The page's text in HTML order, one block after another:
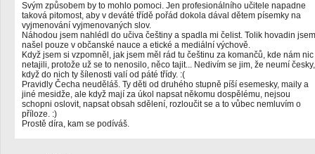
Svým způsobem by to mohlo pomoci. Jen profesionálního učitele napadne
taková pitomost, aby v deváté třídě pořád dokola dával dětem písemky na
vyjmenování vyjmenovaných slov.
Náhodou jsem nahlédl do učiva češtiny a spadla mi čelist. Tolik hovadin jsem
našel pouze v občanské nauce a etické a mediální výchově.
Když jsem si vzpomněl, jak jsem měl rád tu češtinu za komančů, kde nám nic
netajili, protože už se to nenosilo, něco tajit... Nedivím se jim, že neumí česky,
když do nich ty šílenosti valí od páté třídy. :(
Pravidly Čecha neuděláš. Ty děti od druhého stupně píší esemesky, maily a
jiné mesidže, ale když mají za úkol napsat někomu dospělému, nejsou
schopni oslovit, napsat obsah sdělení, rozloučit se a to vůbec nemluvím o
příloze. :)
Prostě díra, kam se podíváš.